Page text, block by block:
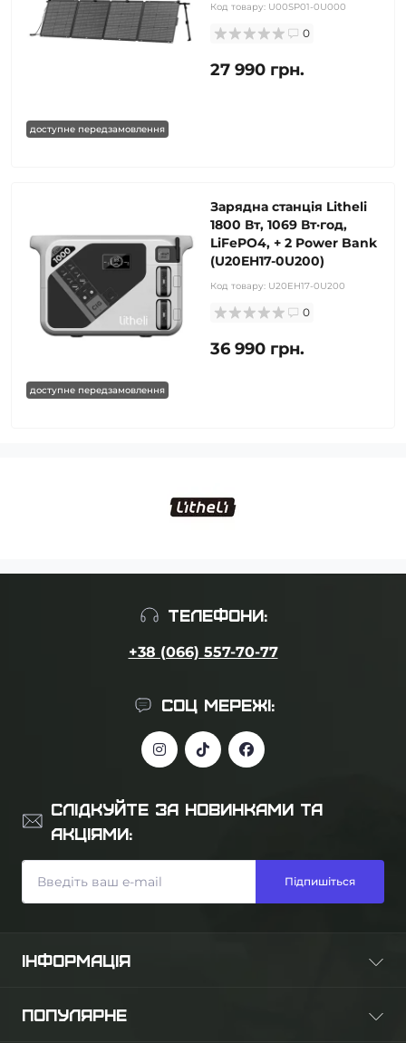
доступне передзамовлення
Код товару: U00SP01-0U000
0
27 990 грн.
доступне передзамовлення
Зарядна станція Litheli
1800 Вт, 1069 Вт·год,
LiFePO4, + 2 Power Bank
(U20EH17-0U200)
Код товару: U20EH17-0U200
0
36 990 грн.
ТЕЛЕФОНИ:
+38 (066) 557-70-77
СОЦ МЕРЕЖІ:
СЛІДКУЙТЕ ЗА НОВИНКАМИ ТА
АКЦІЯМИ:
Підпишіться
ІНФОРМАЦІЯ
Оплата та доставка
ПОПУЛЯРНЕ